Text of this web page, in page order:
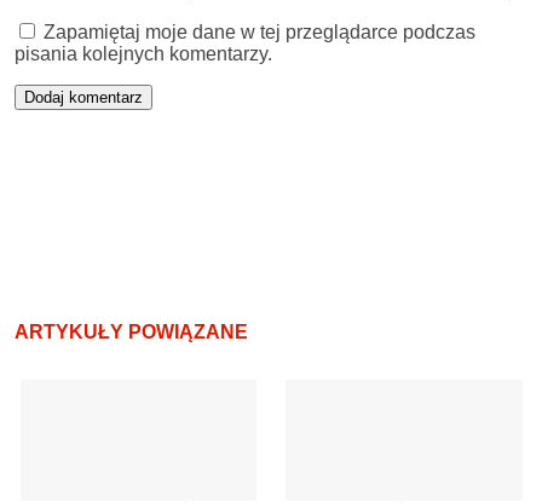
Zapamiętaj moje dane w tej przeglądarce podczas
pisania kolejnych komentarzy.
ARTYKUŁY POWIĄZANE